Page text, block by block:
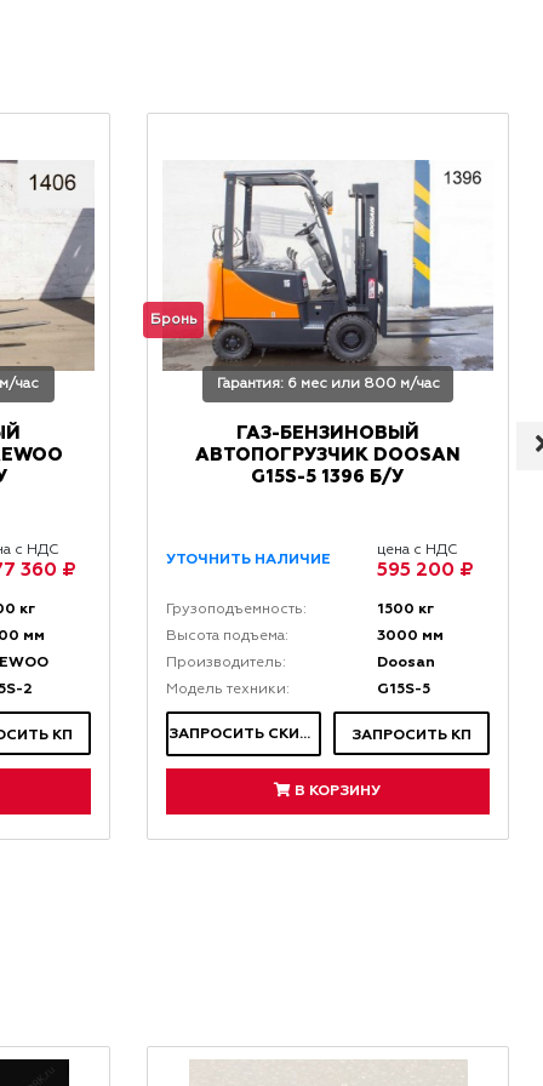
час
с НДС
360 ₽
кг
мм
2
КП
Бронь
Гарантия: 6 мес или 800 м/час
ГАЗ-БЕНЗИНОВЫЙ
АВТОПОГРУЗЧИК DOOSAN
G15S-5 1396 Б/У
УТОЧНИТЬ НАЛИЧИЕ
цена с НДС
595 200 ₽
Грузоподъемность: 1500 кг
Высота подъема: 3000 мм
Производитель: Doosan
Модель техники: G15S-5
ЗАПРОСИТЬ СКИДКУ ЗАПРОСИТЬ КП
В КОРЗИНУ